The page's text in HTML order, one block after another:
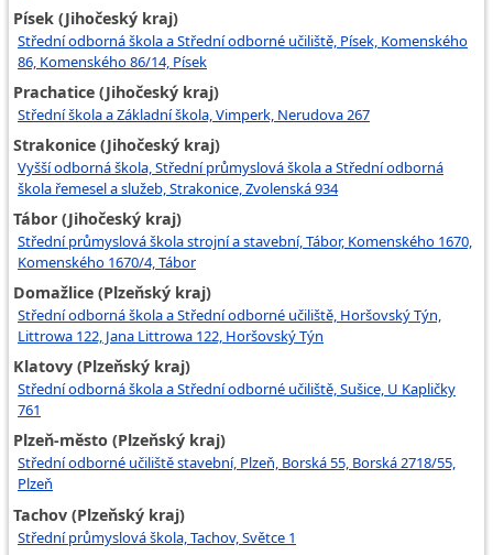
Písek (Jihočeský kraj)
Střední odborná škola a Střední odborné učiliště, Písek, Komenského
86, Komenského 86/14, Písek
Prachatice (Jihočeský kraj)
Střední škola a Základní škola, Vimperk, Nerudova 267
Strakonice (Jihočeský kraj)
Vyšší odborná škola, Střední průmyslová škola a Střední odborná
škola řemesel a služeb, Strakonice, Zvolenská 934
Tábor (Jihočeský kraj)
Střední průmyslová škola strojní a stavební, Tábor, Komenského 1670,
Komenského 1670/4, Tábor
Domažlice (Plzeňský kraj)
Střední odborná škola a Střední odborné učiliště, Horšovský Týn,
Littrowa 122, Jana Littrowa 122, Horšovský Týn
Klatovy (Plzeňský kraj)
Střední odborná škola a Střední odborné učiliště, Sušice, U Kapličky
761
Plzeň-město (Plzeňský kraj)
Střední odborné učiliště stavební, Plzeň, Borská 55, Borská 2718/55,
Plzeň
Tachov (Plzeňský kraj)
Střední průmyslová škola, Tachov, Světce 1